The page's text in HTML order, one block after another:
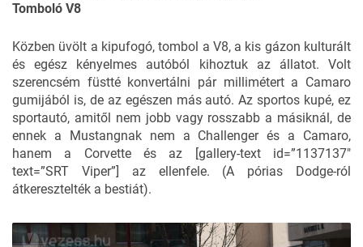
Tomboló V8
Közben üvölt a kipufogó, tombol a V8, a kis gázon kulturált
és egész kényelmes autóból kihoztuk az állatot. Volt
szerencsém füstté konvertálni pár millimétert a Camaro
gumijából is, de az egészen más autó. Az sportos kupé, ez
sportautó, amitől nem jobb vagy rosszabb a másiknál, de
ennek a Mustangnak nem a Challengerés a Camaro,
hanem a Corvetteés az [gallery-text id=”1137137″
text=”SRT Viper”] az ellenfele. (A pórias Dodge-ról
átkeresztelték a bestiát).